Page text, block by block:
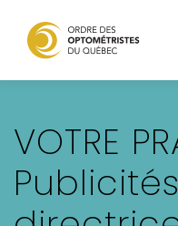
contenu
VOTRE